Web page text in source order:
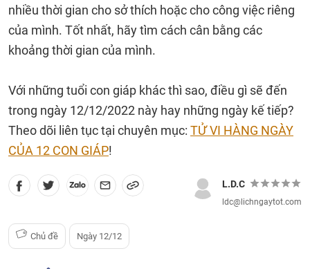
nhiều thời gian cho sở thích hoặc cho công việc riêng
của mình. Tốt nhất, hãy tìm cách cân bằng các
khoảng thời gian của mình.
Với những tuổi con giáp khác thì sao, điều gì sẽ đến
trong ngày 12/12/2022 này hay những ngày kế tiếp?
Theo dõi liên tục tại chuyên mục: TỬ VI HÀNG NGÀY
CỦA 12 CON GIÁP!
L.D.C
ldc@lichngaytot.com
Chủ đề Ngày 12/12